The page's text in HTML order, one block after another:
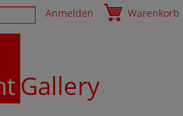
Anmelden Warenkorb
Gallery